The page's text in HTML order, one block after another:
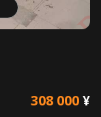
308 000¥